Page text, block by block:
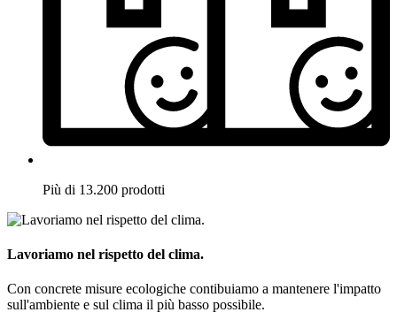
Più di 13.200 prodotti
Lavoriamo nel rispetto del clima.
Con concrete misure ecologiche contibuiamo a mantenere l'impatto
sull'ambiente e sul clima il più basso possibile.